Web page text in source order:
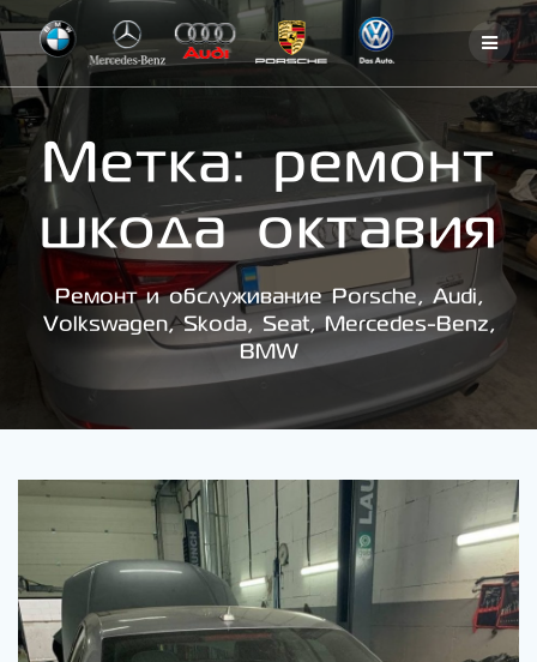
Skip
to
content
Метка:ремонт
шкода октавия
Ремонт и обслуживание Porsche, Audi,
Volkswagen, Skoda, Seat, Mercedes-Benz,
BMW